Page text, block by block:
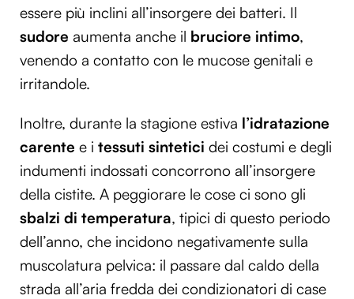
essere più inclini all’insorgere dei batteri. Il
sudore aumenta anche il bruciore intimo,
venendo a contatto con le mucose genitali e
irritandole.
Inoltre, durante la stagione estiva l’idratazione
carente e i tessuti sintetici dei costumi e degli
indumenti indossati concorrono all’insorgere
della cistite. A peggiorare le cose ci sono gli
sbalzi di temperatura, tipici di questo periodo
dell’anno, che incidono negativamente sulla
muscolatura pelvica: il passare dal caldo della
strada all’aria fredda dei condizionatori di case